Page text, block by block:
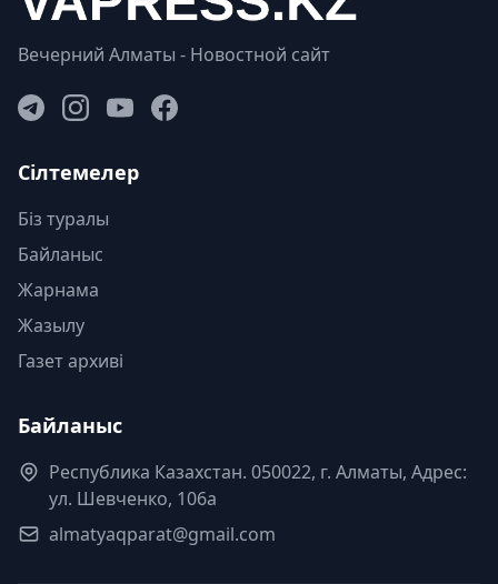
Вечерний Алматы - Новостной сайт
Сілтемелер
Біз туралы
Байланыс
Жарнама
Жазылу
Газет архиві
Байланыс
Республика Казахстан. 050022, г. Алматы, Адрес:
ул. Шевченко, 106а
almatyaqparat@gmail.com